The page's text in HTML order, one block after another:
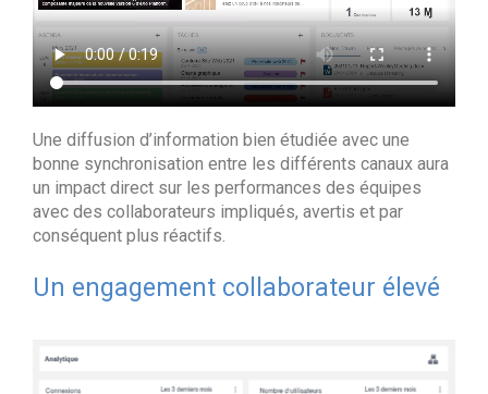
Une diffusion d’information bien étudiée avec une
bonne synchronisation entre les différents canaux aura
un impact direct sur les performances des équipes
avec des collaborateurs impliqués, avertis et par
conséquent plus réactifs.
Un engagement collaborateur élevé